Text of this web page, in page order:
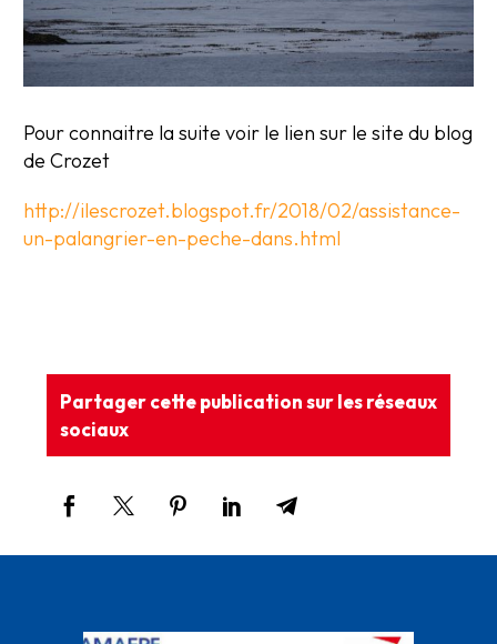
Pour connaitre la suite voir le lien sur le site du blog
de Crozet
http://ilescrozet.blogspot.fr/2018/02/assistance-
un-palangrier-en-peche-dans.html
Partager cette publication sur les réseaux
sociaux